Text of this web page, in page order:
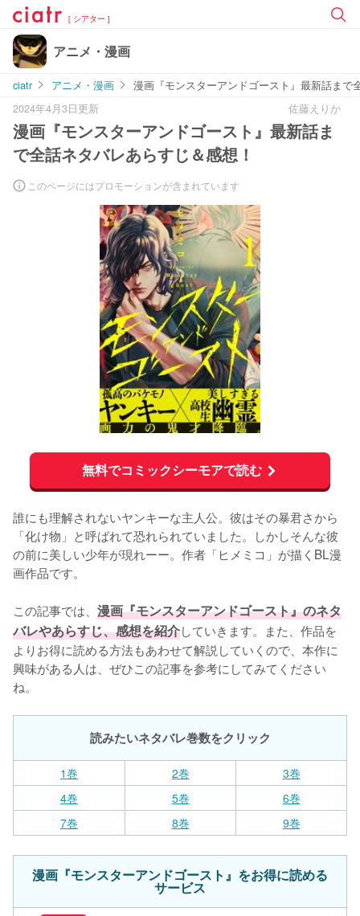
[ シアター ]
アニメ・漫画
ciatr アニメ・漫画
漫画『モンスターアンドゴースト』最新話まで
2024年4月3日更新
佐藤えりか
漫画『モンスターアンドゴースト』最新話ま
で全話ネタバレあらすじ＆感想！
このページにはプロモーションが含まれています
無料でコミックシーモアで読む
誰にも理解されないヤンキーな主人公。彼はその暴君さから
「化け物」と呼ばれて恐れられていました。しかしそんな彼
の前に美しい少年が現れーー。作者「ヒメミコ」が描くBL漫
画作品です。
この記事では、 漫画『モンスターアンドゴースト』のネタ
バレやあらすじ、感想を紹介していきます。また、作品を
よりお得に読める方法もあわせて解説していくので、本作に
興味がある人は、ぜひこの記事を参考にしてみてください
ね。
読みたいネタバレ巻数をクリック
1巻 2巻
3巻
4巻
5巻
6巻
7巻
8巻 9巻
漫画『モンスターアンドゴースト』をお得に読める
サービス